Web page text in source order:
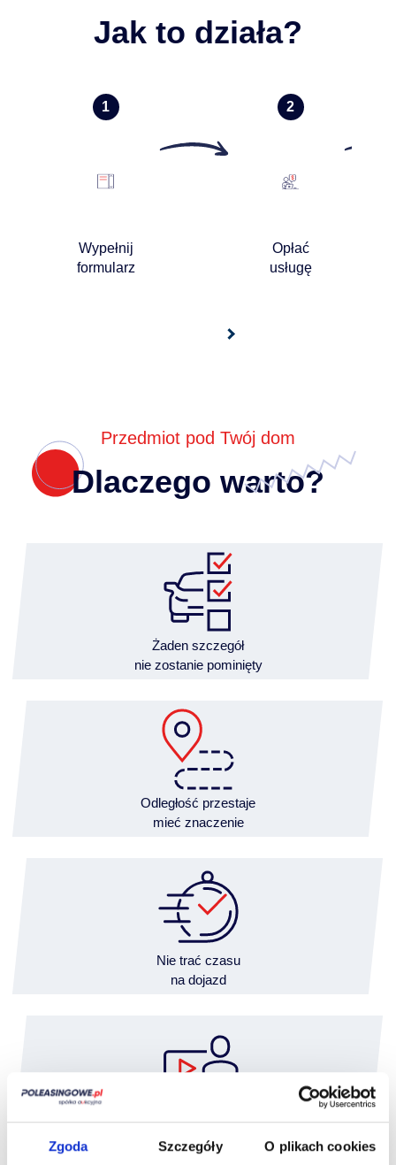
Zgoda Szczegóły O plikach cookies
Jak to działa?
Wypełnij
formularz
Opłać
usługę
Przedmiot pod Twój dom
Dlaczego warto?
Żaden szczegół
nie zostanie pominięty
Odległość przestaje
mieć znaczenie
Nie trać czasu
na dojazd
wygodnie z domu